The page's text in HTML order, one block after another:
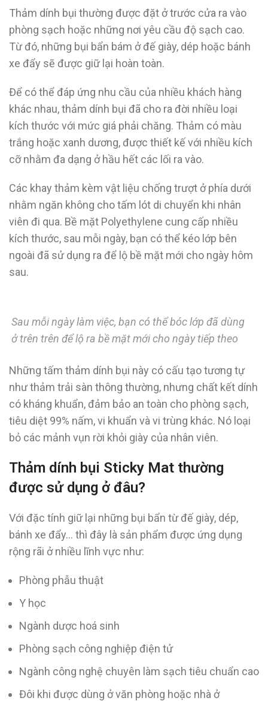
Thảm dính bụi thường được đặt ở trước cửa ra vào
phòng sạch hoặc những nơi yêu cầu độ sạch cao.
Từ đó, những bụi bẩn bám ở đế giày, dép hoặc bánh
xe đẩy sẽ được giữ lại hoàn toàn.
Để có thể đáp ứng nhu cầu của nhiều khách hàng
khác nhau, thảm dính bụi đã cho ra đời nhiều loại
kích thước với mức giá phải chăng. Thảm có màu
trắng hoặc xanh dương, được thiết kế với nhiều kích
cỡ nhằm đa dạng ở hầu hết các lối ra vào.
Các khay thảm kèm vật liệu chống trượt ở phía dưới
nhằm ngăn không cho tấm lót di chuyển khi nhân
viên đi qua. Bề mặt Polyethylene cung cấp nhiều
kích thước, sau mỗi ngày, bạn có thể kéo lớp bên
ngoài đã sử dụng ra để lộ bề mặt mới cho ngày hôm
sau.
Sau mỗi ngày làm việc, bạn có thể bóc lớp đã dùng
ở trên trên để lộ ra bề mặt mới cho ngày tiếp theo
Những tấm thảm dính bụi này có cấu tạo tương tự
như thảm trải sàn thông thường, nhưng chất kết dính
có kháng khuẩn, đảm bảo an toàn cho phòng sạch,
tiêu diệt 99% nấm, vi khuẩn và vi trùng khác. Nó loại
bỏ các mảnh vụn rời khỏi giày của nhân viên.
Thảm dính bụi Sticky Mat thường
được sử dụng ở đâu?
Với đặc tính giữ lại những bụi bẩn từ đế giày, dép,
bánh xe đẩy… thì đây là sản phẩm được ứng dụng
rộng rãi ở nhiều lĩnh vực như:
Phòng phẫu thuật
Y học
Ngành dược hoá sinh
Phòng sạch công nghiệp điện tử
Ngành công nghệ chuyên làm sạch tiêu chuẩn cao
Đôi khi được dùng ở văn phòng hoặc nhà ở